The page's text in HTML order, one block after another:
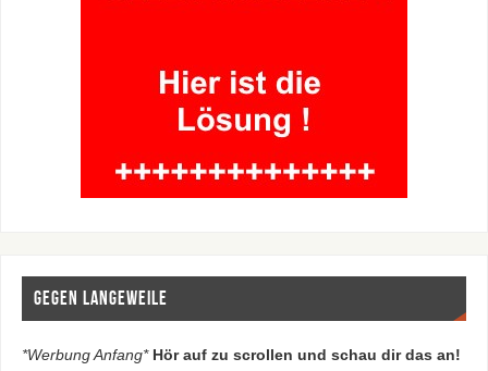
Gegen Langeweile
*Werbung Anfang* Hör auf zu scrollen und schau dir das an!